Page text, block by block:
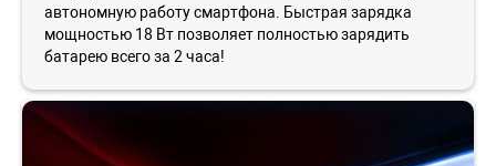
автономную работу смартфона. Быстрая зарядка
мощностью 18 Вт позволяет полностью зарядить
батарею всего за 2 часа!